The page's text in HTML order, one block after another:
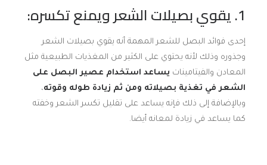
1. يقوي بصيلات الشعر ويمنع تكسره:
إحدى فوائد البصل للشعر المهمة أنه يقوي بصيلات الشعر
وجذوره وذلك لأنه يحتوي على الكثير من المغذيات الطبيعية مثل
المعادن والفيتامينات يساعد استخدام عصير البصل على
الشعر في تغذية بصيلاته ومن ثم زيادة طوله وقوته،
وبالإضافة إلى ذلك فإنه يساعد على تقليل تكسر الشعر وخفته
كما يساعد في زيادة لمعانه أيضا.